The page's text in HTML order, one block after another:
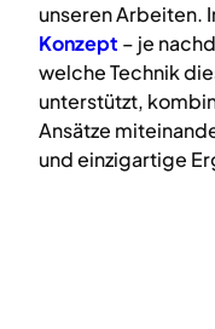
unseren Arbeiten.
Konzept – je
welche Technik
unterstützt,
Ansätze
und einzigartige